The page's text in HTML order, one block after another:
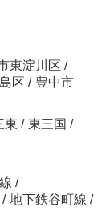
東淀川区 /
区 / 豊中市
東 / 東三国 /
/
/ 地下鉄谷町線 /